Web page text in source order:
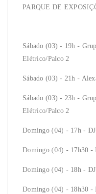
PARQUE DE
Sábado (03) - 19h -
Elétrico/Palco 2
Sábado (03) - 21h -
Sábado (03) - 23h -
Elétrico/Palco 2
Domingo (04) - 17h -
Domingo (04) - 17h30
Domingo (04) - 18h -
Domingo (04) - 18h30 -